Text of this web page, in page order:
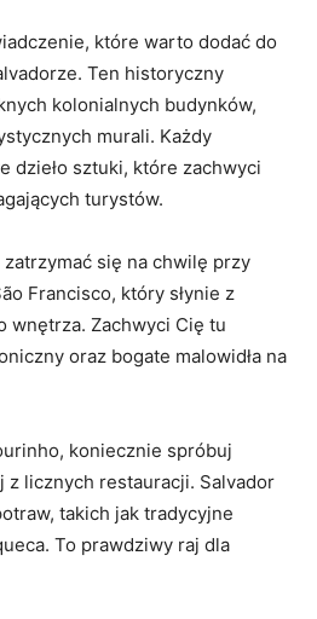
które warto dodać do
Ten historyczny
kolonialnych budynków,
murali. Każdy
dzieło sztuki, ‍które zachwyci
‌turystów.
się na chwilę przy
​Francisco,‌ który słynie ⁣z
wnętrza. Zachwyci Cię tu
oraz bogate malowidła ​na
​koniecznie spróbuj⁢
z licznych restauracji. Salvador
takich jak tradycyjne
To prawdziwy raj dla